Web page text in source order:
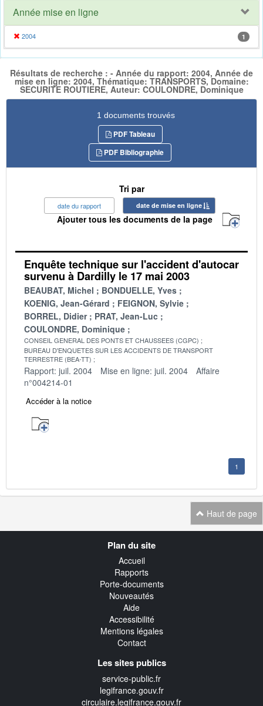
Année mise en ligne
2004 1
Résultats de recherche : - Année du rapport: 2004, Année de
mise en ligne: 2004, Thématique: TRANSPORTS, Domaine:
SECURITE ROUTIERE, Auteur: COULONDRE, Dominique
1 documents trouvés
PDF Tableau
PDF Bibliographie
Tri par
date du rapport date de mise en ligne
Ajouter tous les documents de la page
Enquête technique sur l'accident d'autocar
survenu à Dardilly le 17 mai 2003
BEAUBAT, Michel
BONDUELLE, Yves
KOENIG, Jean-Gérard
FEIGNON, Sylvie
BORREL, Didier
PRAT, Jean-Luc
COULONDRE, Dominique
CONSEIL GENERAL DES PONTS ET CHAUSSEES (CGPC)
BUREAU D'ENQUETES SUR LES ACCIDENTS DE TRANSPORT
TERRESTRE (BEA-TT)
Rapport: juil. 2004 Mise en ligne: juil. 2004
Affaire
n°004214-01
Accéder à la notice
1
Haut de page
Plan du site
Accueil
Rapports
Porte-documents
Nouveautés
Aide
Accessibilité
Mentions légales
Contact
Les sites publics
service-public.fr
legifrance.gouv.fr
circulaire.legifrance.gouv.fr